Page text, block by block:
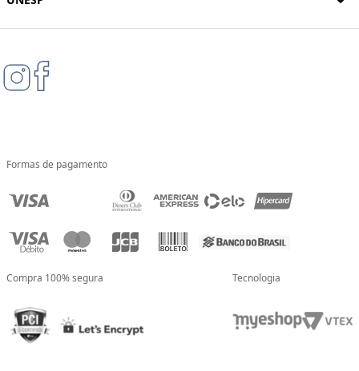
Formas de pagamento
Compra 100% segura Tecnologia